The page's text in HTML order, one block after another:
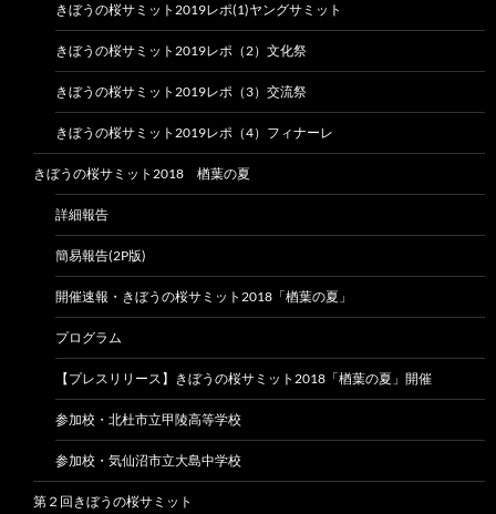
きぼうの桜サミット2019レポ(1)ヤングサミット
きぼうの桜サミット2019レポ（2）文化祭
きぼうの桜サミット2019レポ（3）交流祭
きぼうの桜サミット2019レポ（4）フィナーレ
きぼうの桜サミット2018 楢葉の夏
詳細報告
簡易報告(2P版)
開催速報・きぼうの桜サミット2018「楢葉の夏」
プログラム
【プレスリリース】きぼうの桜サミット2018「楢葉の夏」開催
参加校・北杜市立甲陵高等学校
参加校・気仙沼市立大島中学校
第２回きぼうの桜サミット